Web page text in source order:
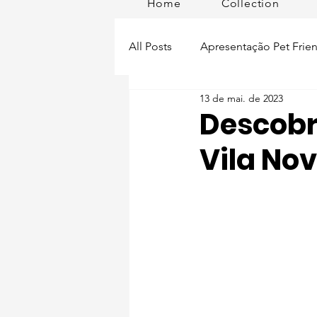
Home Collection
All Posts Apresentação Pet
Pet Passeios Acessórios
Lisboa Distrito Produtos
Vila
13 de mai. de 2023